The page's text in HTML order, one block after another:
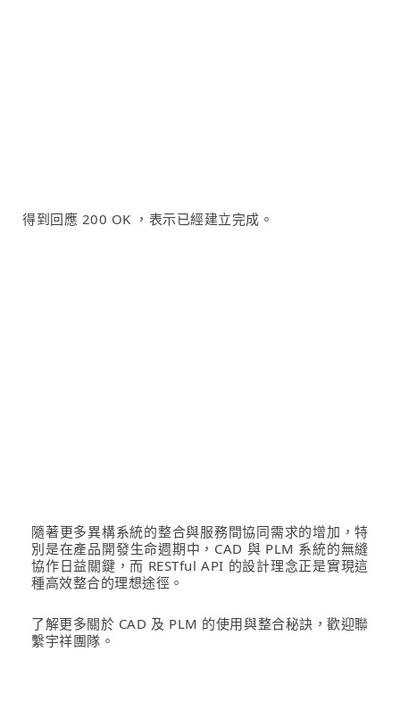
得到回應 200 OK ，表示已經建立完成。
隨著更多異構系統的整合與服務間協同需求的增加，特
別是在產品開發生命週期中，CAD 與 PLM 系統的無縫
協作日益關鍵，而 RESTful API 的設計理念正是實現這
種高效整合的理想途徑。
了解更多關於 CAD 及 PLM 的使用與整合秘訣，歡迎聯
繫宇祥團隊。